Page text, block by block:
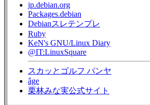
jp.debian.org
Packages.debian
Debianスレテンプレ
Ruby
KeN's GNU/Linux Diary
@IT:LinuxSquare
スカッとゴルフ パンヤ
âge
栗林みな実公式サイト